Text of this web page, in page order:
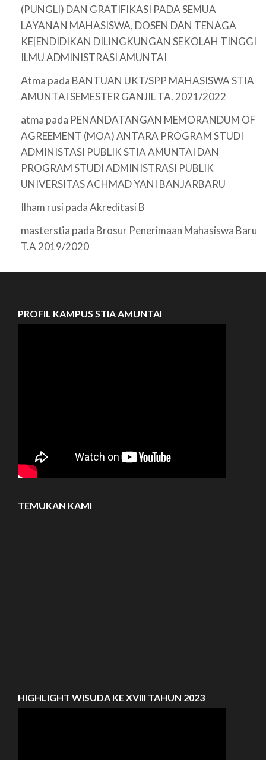
(PUNGLI) DAN GRATIFIKASI PADA SEMUA
LAYANAN MAHASISWA, DOSEN DAN TENAGA
KE[ENDIDIKAN DILINGKUNGAN SEKOLAH TINGGI
ILMU ADMINISTRASI AMUNTAI
Atma pada BANTUAN UKT/SPP MAHASISWA STIA
AMUNTAI SEMESTER GANJIL TA. 2021/2022
atma pada PENANDATANGAN MEMORANDUM OF
AGREEMENT (MOA) ANTARA PROGRAM STUDI
ADMINISTASI PUBLIK STIA AMUNTAI DAN
PROGRAM STUDI ADMINISTRASI PUBLIK
UNIVERSITAS ACHMAD YANI BANJARBARU
Ilham rusi padaAkreditasi B
masterstia pada Brosur Penerimaan Mahasiswa Baru
T.A 2019/2020
PROFIL KAMPUS STIA AMUNTAI
TEMUKAN KAMI
HIGHLIGHT WISUDA KE XVIII TAHUN 2023